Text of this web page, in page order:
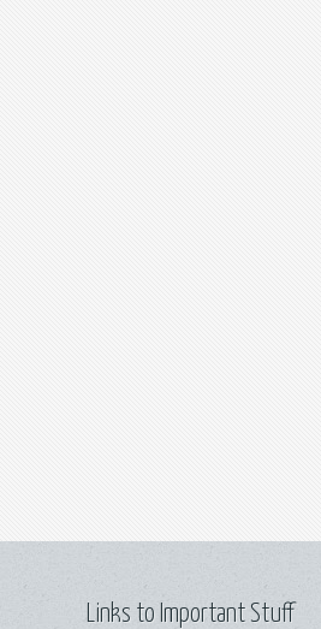
Links to Important Stuff